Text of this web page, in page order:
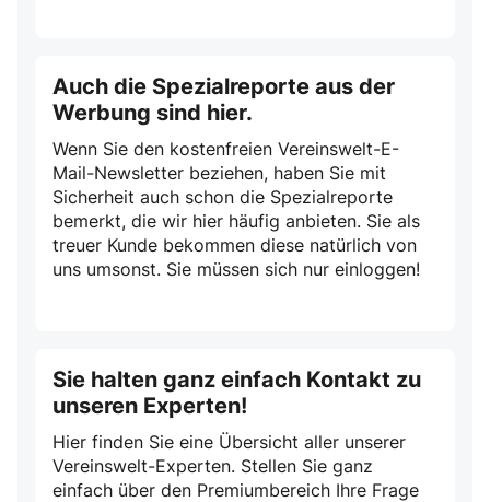
Auch die Spezialreporte aus der
Werbung sind hier.
Wenn Sie den kostenfreien Vereinswelt-E-
Mail-Newsletter beziehen, haben Sie mit
Sicherheit auch schon die Spezialreporte
bemerkt, die wir hier häufig anbieten. Sie als
treuer Kunde bekommen diese natürlich von
uns umsonst. Sie müssen sich nur einloggen!
Sie halten ganz einfach Kontakt zu
unseren Experten!
Hier finden Sie eine Übersicht aller unserer
Vereinswelt-Experten. Stellen Sie ganz
einfach über den Premiumbereich Ihre Frage